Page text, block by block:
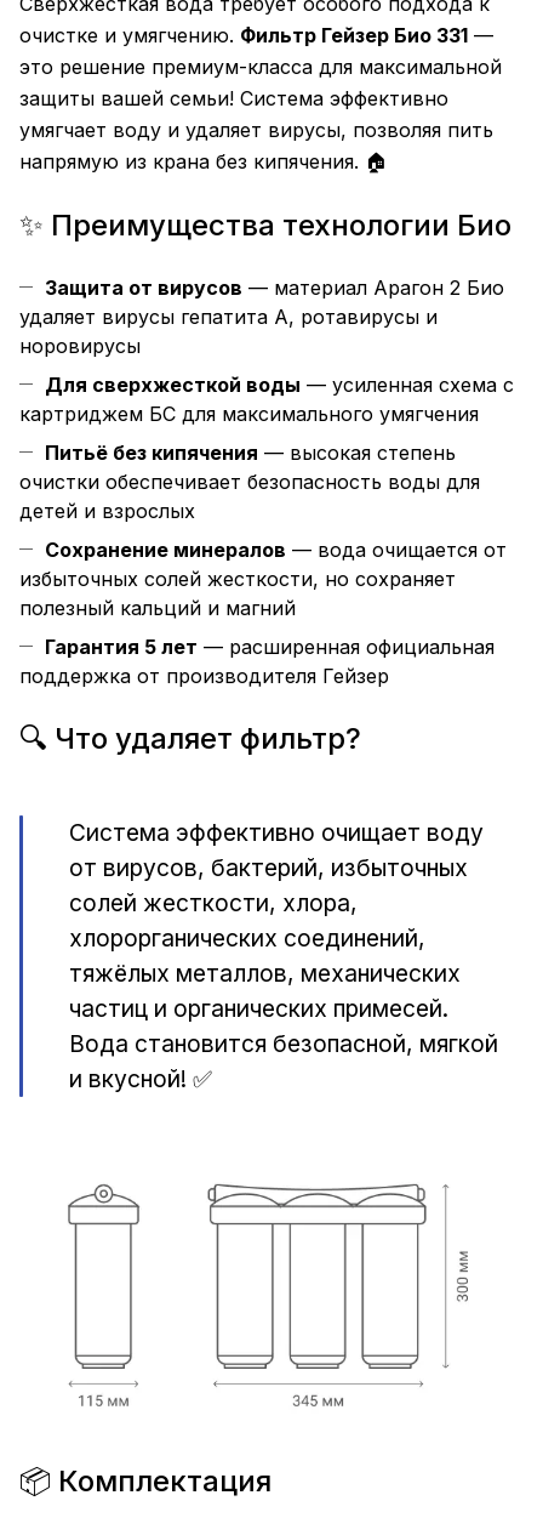
очистке и умягчению. Фильтр Гейзер Био 331 —
это решение премиум-класса для максимальной
защиты вашей семьи! Система эффективно
умягчает воду и удаляет вирусы, позволяя пить
напрямую из крана без кипячения. 🏠
✨ Преимущества технологии Био
Защита от вирусов — материал Арагон 2 Био
удаляет вирусы гепатита А, ротавирусы и
норовирусы
Для сверхжесткой воды — усиленная схема с
картриджем БС для максимального умягчения
Питьё без кипячения — высокая степень
очистки обеспечивает безопасность воды для
детей и взрослых
Сохранение минералов — вода очищается от
избыточных солей жесткости, но сохраняет
полезный кальций и магний
Гарантия 5 лет — расширенная официальная
поддержка от производителя Гейзер
🔍 Что удаляет фильтр?
Система эффективно очищает воду
от вирусов, бактерий, избыточных
солей жесткости, хлора,
хлорорганических соединений,
тяжёлых металлов, механических
частиц и органических примесей.
Вода становится безопасной, мягкой
и вкусной! ✅
📦 Комплектация